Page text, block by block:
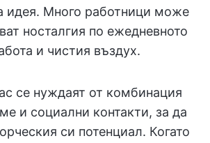
идея. Много работници може
носталгия по ежедневното
и чистия въздух.
се нуждаят от комбинация
и социални контакти, за да
си потенциал. Когато